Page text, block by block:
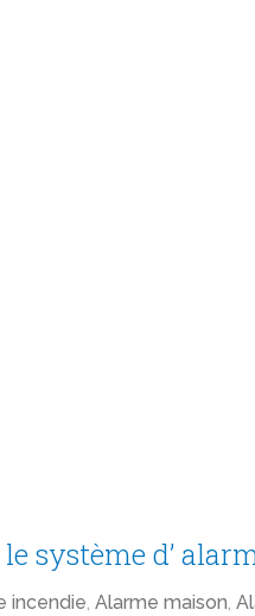
système d’
incendie,Alarme maison,